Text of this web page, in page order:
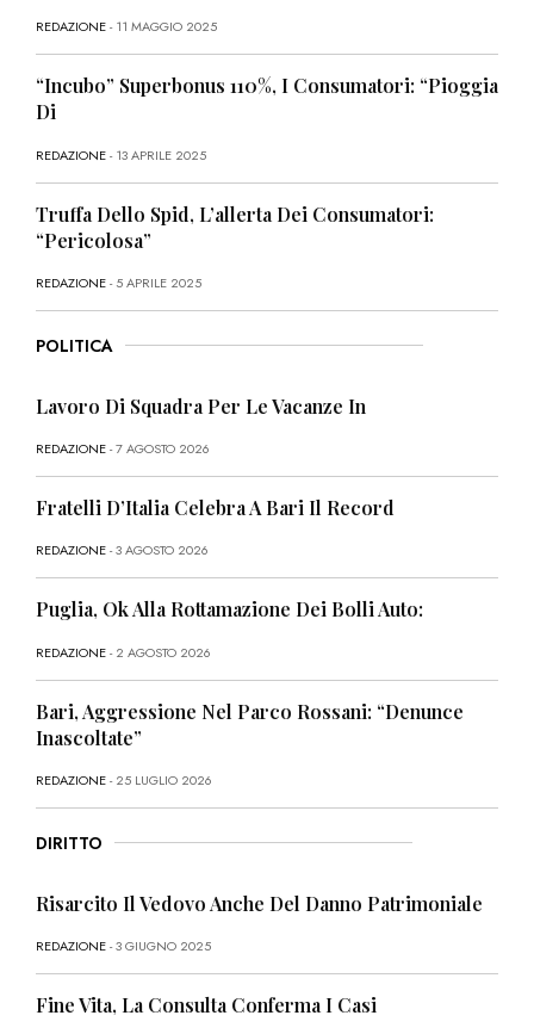
REDAZIONE- 11 MAGGIO 2025
“Incubo” Superbonus 110%, I Consumatori: “Pioggia
Di
REDAZIONE- 13 APRILE 2025
Truffa Dello Spid, L’allerta Dei Consumatori:
“Pericolosa”
REDAZIONE- 5 APRILE 2025
POLITICA
Lavoro Di Squadra Per Le Vacanze In
REDAZIONE- 7 AGOSTO 2026
Fratelli D’Italia Celebra A Bari Il Record
REDAZIONE- 3 AGOSTO 2026
Puglia, Ok Alla Rottamazione Dei Bolli Auto:
REDAZIONE- 2 AGOSTO 2026
Bari, Aggressione Nel Parco Rossani: “Denunce
Inascoltate”
REDAZIONE- 25 LUGLIO 2026
DIRITTO
Risarcito Il Vedovo Anche Del Danno Patrimoniale
REDAZIONE- 3 GIUGNO 2025
Fine Vita, La Consulta Conferma I Casi